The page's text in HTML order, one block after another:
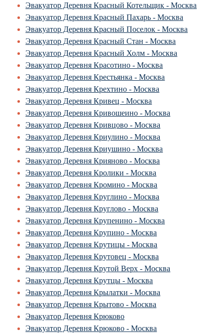
Эвакуатор Деревня Красный Котельщик - Москва
Эвакуатор Деревня Красный Пахарь - Москва
Эвакуатор Деревня Красный Поселок - Москва
Эвакуатор Деревня Красный Стан - Москва
Эвакуатор Деревня Красный Холм - Москва
Эвакуатор Деревня Красотино - Москва
Эвакуатор Деревня Крестьянка - Москва
Эвакуатор Деревня Крехтино - Москва
Эвакуатор Деревня Кривец - Москва
Эвакуатор Деревня Кривошеино - Москва
Эвакуатор Деревня Кривцово - Москва
Эвакуатор Деревня Криулино - Москва
Эвакуатор Деревня Криушино - Москва
Эвакуатор Деревня Крияново - Москва
Эвакуатор Деревня Кролики - Москва
Эвакуатор Деревня Кромино - Москва
Эвакуатор Деревня Круглино - Москва
Эвакуатор Деревня Круглово - Москва
Эвакуатор Деревня Крупенино - Москва
Эвакуатор Деревня Крупино - Москва
Эвакуатор Деревня Крутицы - Москва
Эвакуатор Деревня Крутовец - Москва
Эвакуатор Деревня Крутой Верх - Москва
Эвакуатор Деревня Крутцы - Москва
Эвакуатор Деревня Крылатки - Москва
Эвакуатор Деревня Крытово - Москва
Эвакуатор Деревня Крюково
Эвакуатор Деревня Крюково - Москва